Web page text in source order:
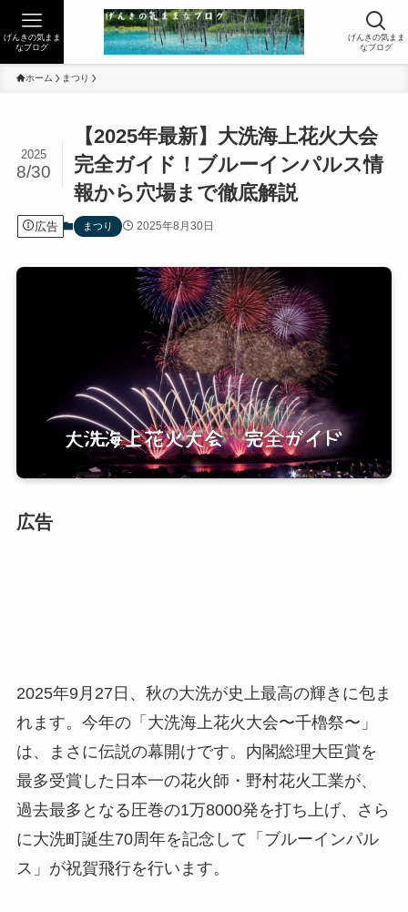
げんきの気まま
なブログ
げんきの気まま
なブログ
ホーム まつり
【2025年最新】大洗海上花火大会
完全ガイド！ブルーインパルス情
報から穴場まで徹底解説
2025
8/30
広告 まつり 2025年8月30日
広告
2025年9月27日、秋の大洗が史上最高の輝きに包ま
れます。今年の「大洗海上花火大会〜千櫓祭〜」
は、まさに伝説の幕開けです。内閣総理大臣賞を
最多受賞した日本一の花火師・野村花火工業が、
過去最多となる圧巻の1万8000発を打ち上げ、さら
に大洗町誕生70周年を記念して「ブルーインパル
ス」が祝賀飛行を行います。